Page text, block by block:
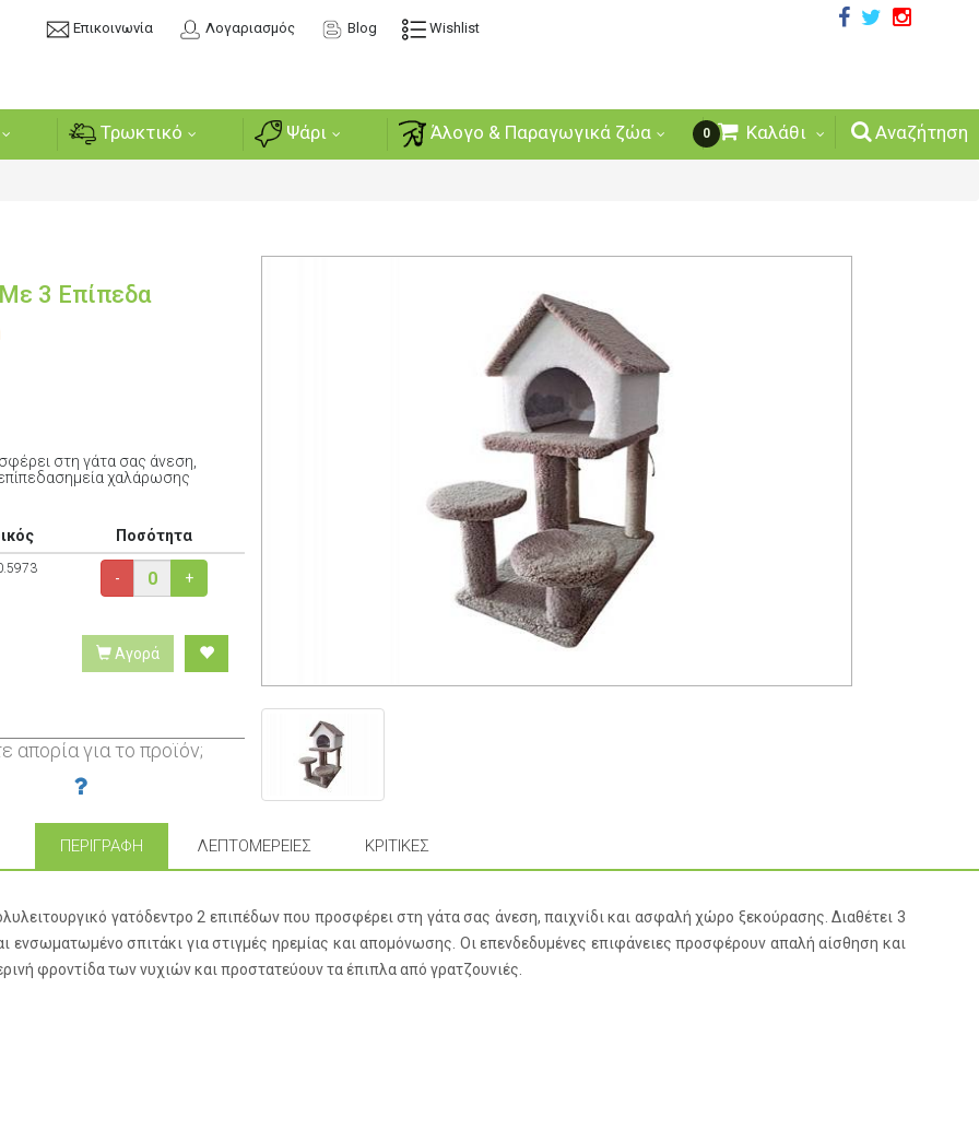
Επικοινωνία Λογαριασμός Blog Wishlist
Τρωκτικό Ψάρι Άλογο & Παραγωγικά ζώα Αναζήτηση
0 Καλάθι
3 Επίπεδα
στη γάτα σας άνεση,
χαλάρωσης
Ποσότητα
- +
Αγορά
απορία για το προϊόν;
ΠΕΡΙΓΡΑΦΉ ΛΕΠΤΟΜΈΡΕΙΕΣ ΚΡΙΤΙΚΈΣ
γατόδεντρο 2 επιπέδων που προσφέρει στη γάτα σας άνεση, παιχνίδι και ασφαλή χώρο ξεκούρασης. Διαθέτει 3
σπιτάκι για στιγμές ηρεμίας και απομόνωσης. Οι επενδεδυμένες επιφάνειες προσφέρουν απαλή αίσθηση και
φροντίδα των νυχιών και προστατεύουν τα έπιπλα από γρατζουνιές.